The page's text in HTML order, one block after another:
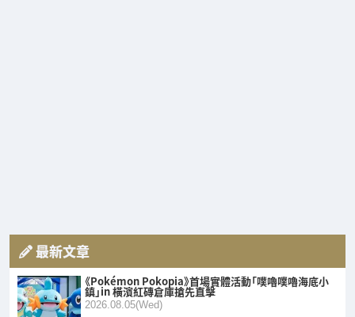
最新文章
《Pokémon Pokopia》首場實體活動「噗嚕噗嚕海底小
鎮」in 橫濱紅磚倉庫搶先直擊
2026.08.05(Wed)